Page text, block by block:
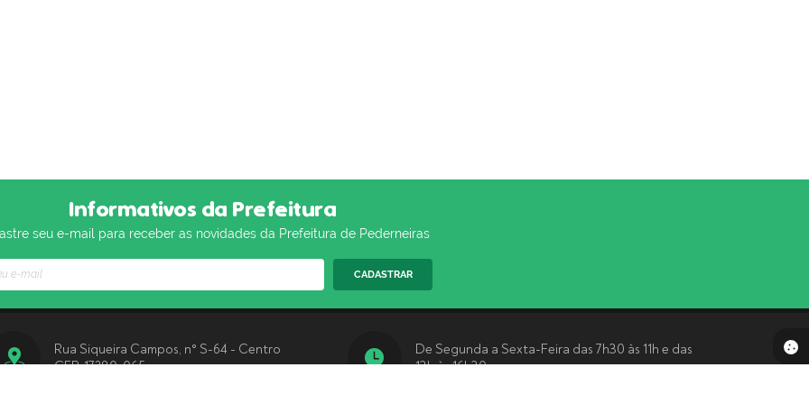
Informativos da Prefeitura
seu e-mail para receber as novidades da Prefeitura de Pederneiras
CADASTRAR
Rua Siqueira Campos, n° S-64 - Centro
CEP: 17280-065
De Segunda a Sexta-Feira das 7h30 às 11h e das
13h às 16h30